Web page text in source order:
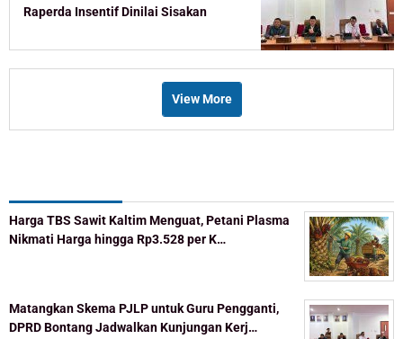
Raperda Insentif Dinilai Sisakan
View More
Harga TBS Sawit Kaltim Menguat, Petani Plasma
Nikmati Harga hingga Rp3.528 per K…
Matangkan Skema PJLP untuk Guru Pengganti,
DPRD Bontang Jadwalkan Kunjungan Kerj…